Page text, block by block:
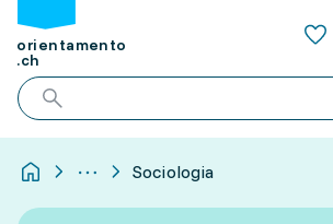
orientamento
.ch
Sociologia